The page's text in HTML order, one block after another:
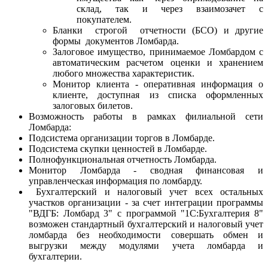
склад, так и через взаимозачет с
покупателем.
Бланки строгой отчетности (БСО) и другие
формы документов Ломбарда.
Залоговое имущество, принимаемое Ломбардом с
автоматическим расчетом оценки и хранением
любого множества характеристик.
Монитор клиента - оперативная информация о
клиенте, доступная из списка оформленных
залоговых билетов.
Возможность работы в рамках филиальной сети
Ломбарда:
Подсистема организации торгов в Ломбарде.
Подсистема скупки ценностей в Ломбарде.
Полнофункциональная отчетность Ломбарда.
Монитор Ломбарда - cводная финансовая и
управленческая информация по ломбарду.
Бухгалтерский и налоговый учет всех остальных
участков организации - за счет интеграции программы
"ВДГБ: Ломбард 3" с программой "1С:Бухгалтерия 8"
возможен стандартный бухгалтерский и налоговый учет
ломбарда без необходимости совершать обмен и
выгрузки между модулями учета ломбарда и
бухгалтерии.